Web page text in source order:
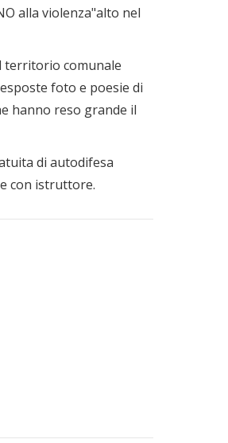
alla violenza"alto nel
territorio comunale
foto e poesie di
hanno reso grande il
di autodifesa
con istruttore.